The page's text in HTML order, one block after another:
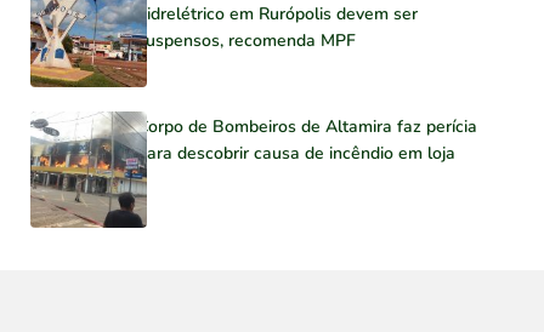
hidrelétrico em Rurópolis devem ser
suspensos, recomenda MPF
Corpo de Bombeiros de Altamira faz perícia
para descobrir causa de incêndio em loja